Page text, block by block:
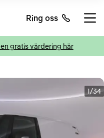
Ring oss
gratis värdering här
1/34